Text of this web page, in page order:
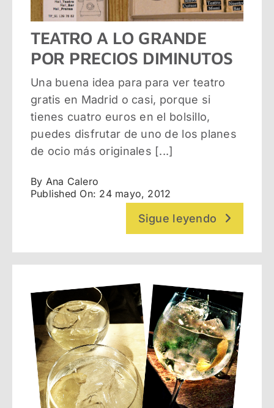
Vivir en Madrid
TEATRO A LO GRANDE
POR PRECIOS DIMINUTOS
Una buena idea para para ver teatro
gratis en Madrid o casi, porque si
tienes cuatro euros en el bolsillo,
puedes disfrutar de uno de los planes
de ocio más originales [...]
By Ana Calero
Published On: 24 mayo, 2012
Sigue leyendo